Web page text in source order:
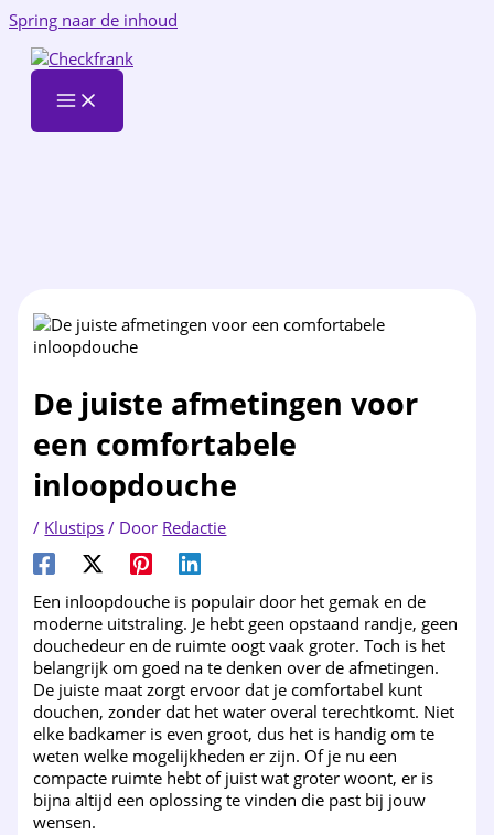
Spring naar de inhoud
De juiste afmetingen voor
een comfortabele
inloopdouche
/ Klustips / Door Redactie
Een inloopdouche is populair door het gemak en de
moderne uitstraling. Je hebt geen opstaand randje, geen
douchedeur en de ruimte oogt vaak groter. Toch is het
belangrijk om goed na te denken over de afmetingen.
De juiste maat zorgt ervoor dat je comfortabel kunt
douchen, zonder dat het water overal terechtkomt. Niet
elke badkamer is even groot, dus het is handig om te
weten welke mogelijkheden er zijn. Of je nu een
compacte ruimte hebt of juist wat groter woont, er is
bijna altijd een oplossing te vinden die past bij jouw
wensen.